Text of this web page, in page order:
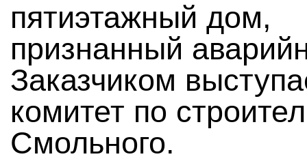
пятиэтажный дом,
признанный
Заказчиком
комитет по
Смольного.